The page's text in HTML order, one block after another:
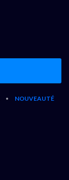
•
NOUVEAUTÉ